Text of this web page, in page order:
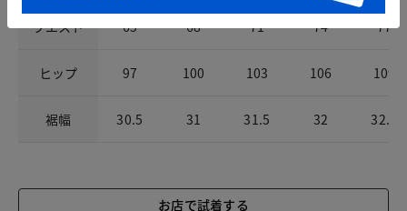
ウエスト 65 68 71 74 77
ヒップ 97 100 103 106 109
裾幅 30.5 31 31.5 32 32.5
お店で試着する